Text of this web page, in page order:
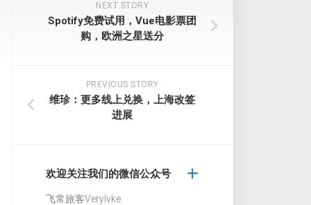
NEXT STORY
Spotify免费试用，Vue电影票团
购，欧洲之星送分
PREVIOUS STORY
维珍：更多线上兑换，上海改签
进展
欢迎关注我们的微信公众号
飞常旅客Verylvke